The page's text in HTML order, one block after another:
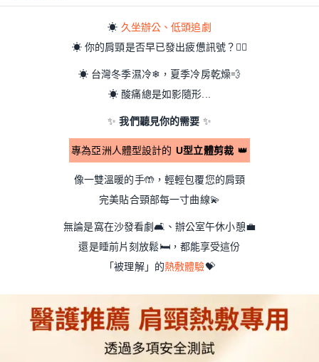
☀ 久坐辦公、低頭追劇
☀你的肩頸是否早已發出疲憊訊號？ 💆‍♀
☀台灣冬季濕冷❄ ，夏季冷房乾燥💨
☀ 酸痛總是如影隨形...
✨ 我們聽見你的需要 ✨
專為亞洲人體型設計的 U型立體剪裁 👑
像一雙溫暖的手🤲，輕輕包覆您的肩頸
完美貼合頸部每一寸曲線💫
無論是窩在沙發看劇🛋 、辦公室午休小憩💼
還是睡前片刻放鬆🛏，都能享受這份
「被理解」的熱敷體驗💝